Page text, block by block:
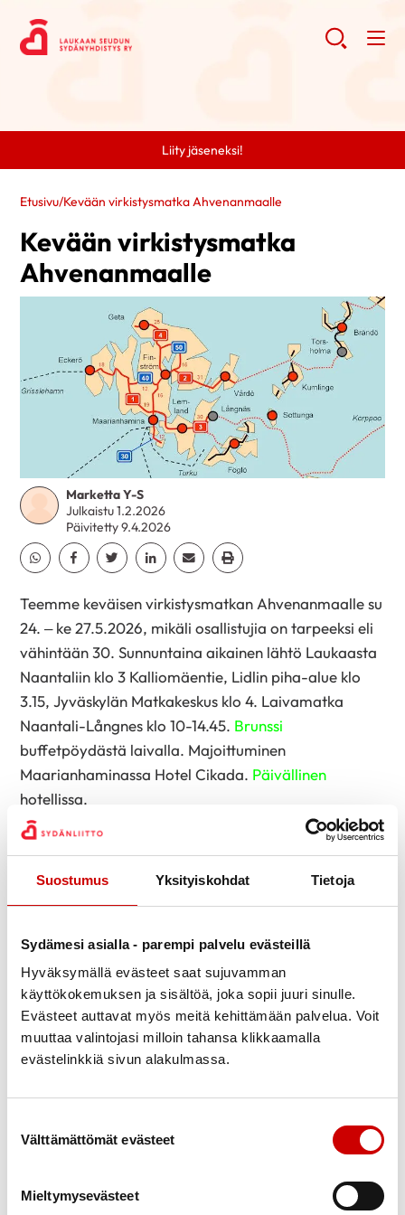
Suostumus Yksityiskohdat Tietoja
Sydämesi asialla - parempi palvelu evästeillä
Hyväksymällä evästeet saat sujuvamman
käyttökokemuksen ja sisältöä, joka sopii juuri sinulle.
Evästeet auttavat myös meitä kehittämään palvelua. Voit
muuttaa valintojasi milloin tahansa klikkaamalla
evästelinkkiä sivun alakulmassa.
Välttämättömät evästeet
Mieltymysevästeet
Liity jäseneksi!
Etusivu/Kevään virkistysmatka Ahvenanmaalle
Kevään virkistysmatka
Ahvenanmaalle
Marketta Y-S
Julkaistu 1.2.2026
Päivitetty 9.4.2026
Jaa Whatsapp
Jaa Facebook
Jaa TwitterJaa Linkedin
Jaa EmailJaa Print
Teemme keväisen virkistysmatkan Ahvenanmaalle su
24. – ke 27.5.2026, mikäli osallistujia on tarpeeksi eli
vähintään 30. Sunnuntaina aikainen lähtö Laukaasta
Naantaliin klo 3 Kalliomäentie, Lidlin piha-alue klo
3.15, Jyväskylän Matkakeskus klo 4. Laivamatka
Naantali-Långnes klo 10-14.45. Brunssi
buffetpöydästä laivalla. Majoittuminen
Maarianhaminassa Hotel Cikada. Päivällinen
hotellissa.
Tutustumiskohteitamme maanantaina
hotelliaamiaisenjälkeen ovatEckerö, jossa opastettu
vierailu metsästys- ja kalastusmuseossa, joka on
keskellä kalastajakylää Käringsundin punaisilla
kalastusvälineistöstä, saariston eläimistöstä,
luonnosta ja kulttuurista sekä siitä, millaista oli ennen
sekä nyt ja tulevaisuudessa. Museovierailun jälkeen
matkaamme EckerönPost&Tullhusille eli posti- ja
tullitalolle.Lounaanjälkeen siirrymme tutustumaan
Päivällinenhotellissa.
Tiistainahotelliaamiaisen
jälkeen matkaamme
Jan Karlsgårdenin ulkoilmamuseolle
Keittolounas